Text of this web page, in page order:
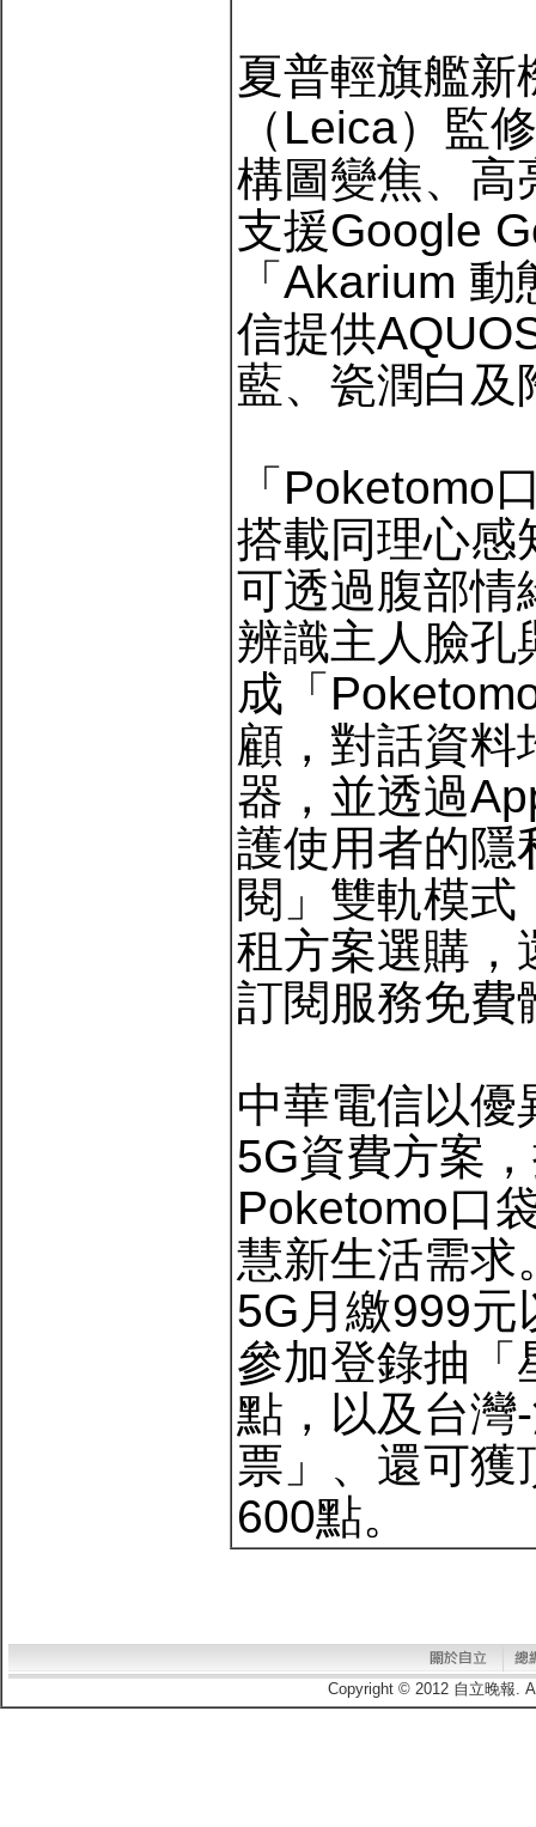
夏普輕旗艦新
（Leica）監
構圖變焦、高
支援Google
「Akarium
信提供
藍、瓷潤白及
「Poketomo
搭載同理心感
可透過腹部情
辨識主人臉孔
成「
顧，對話資料
器，並透過
護使用者的隱
閱」雙軌模
租方案選購，
訂閱服務免費
中華電信以優
5G資費方案
Poketomo口
慧新生活需求
5G月繳999元
參加登錄抽「
點，以及台灣
票」、還可獲
600點。
Copyright © 2012 自立晚報.